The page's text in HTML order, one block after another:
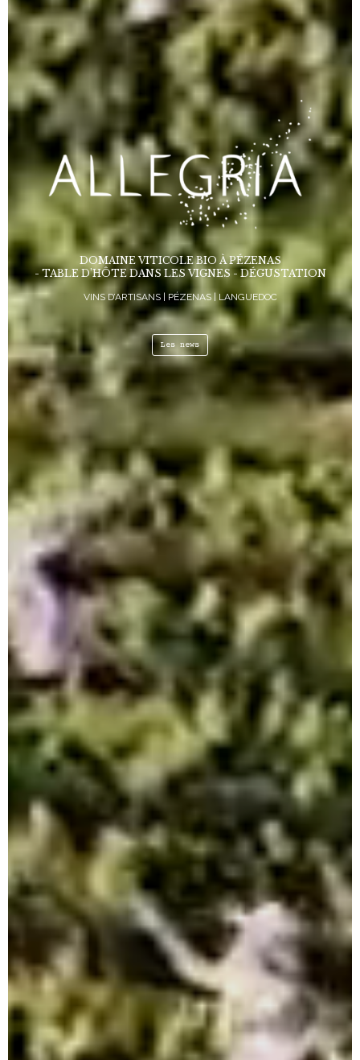
DOMAINE VITICOLE BIO À PÉZENAS
- TABLE D’HÔTE DANS LES VIGNES - DÉGUSTATION
VINS D’ARTISANS | PÉZENAS | LANGUEDOC
Les news